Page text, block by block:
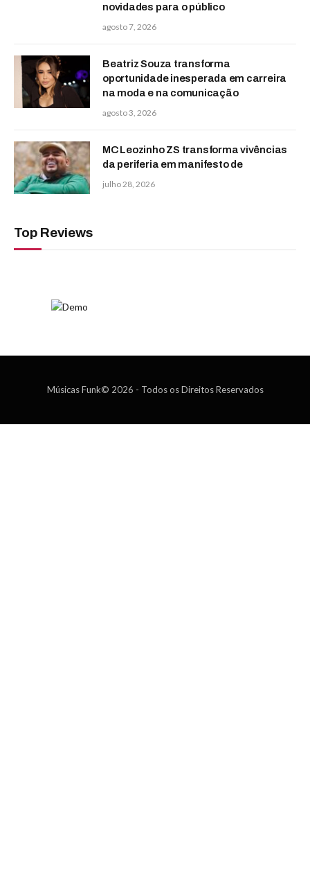
novidades para o público
agosto 7, 2026
Beatriz Souza transforma
oportunidade inesperada em carreira
na moda e na comunicação
agosto 3, 2026
MC Leozinho ZS transforma vivências
da periferia em manifesto de
julho 28, 2026
Top Reviews
Músicas Funk© 2026 - Todos os Direitos Reservados